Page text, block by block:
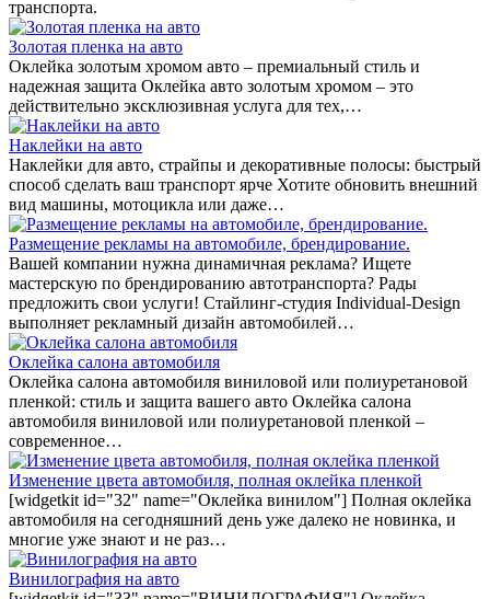
транспорта.
Золотая пленка на авто
Оклейка золотым хромом авто – премиальный стиль и
надежная защита Оклейка авто золотым хромом – это
действительно эксклюзивная услуга для тех,…
Наклейки на авто
Наклейки для авто, страйпы и декоративные полосы: быстрый
способ сделать ваш транспорт ярче Хотите обновить внешний
вид машины, мотоцикла или даже…
Размещение рекламы на автомобиле, брендирование.
Вашей компании нужна динамичная реклама? Ищете
мастерскую по брендированию автотранспорта? Рады
предложить свои услуги! Стайлинг-студия Individual-Design
выполняет рекламный дизайн автомобилей…
Оклейка салона автомобиля
Оклейка салона автомобиля виниловой или полиуретановой
пленкой: стиль и защита вашего авто Оклейка салона
автомобиля виниловой или полиуретановой пленкой –
современное…
Изменение цвета автомобиля, полная оклейка пленкой
[widgetkit id="32" name="Оклейка винилом"] Полная оклейка
автомобиля на сегодняшний день уже далеко не новинка, и
многие уже знают и не раз…
Винилография на авто